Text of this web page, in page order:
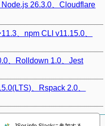
26.3.0、Cloudflare
、npm CLI v11.15.0、
、Rolldown 1.0、Jest
、Rspack 2.0、